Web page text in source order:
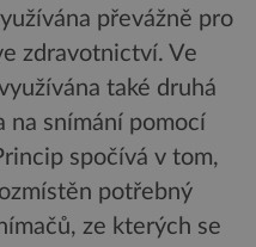
převážně pro
zdravotnictví. Ve
také druhá
na snímání pomocí
spočívá v tom,
potřebný
ze kterých se